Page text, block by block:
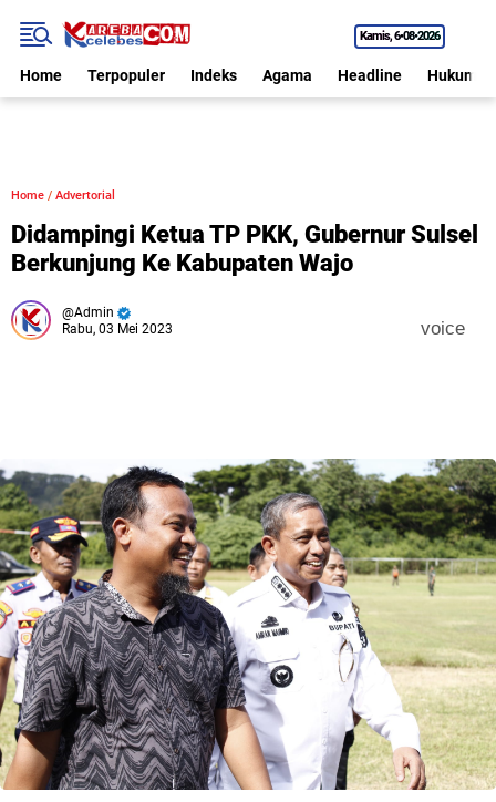
Kamis 6•08•2026
Home Terpopuler Indeks Agama Headline Hukum
Home / Advertorial
Didampingi Ketua TP PKK, Gubernur Sulsel
Berkunjung Ke Kabupaten Wajo
Admin
Rabu, 03 Mei 2023
voice